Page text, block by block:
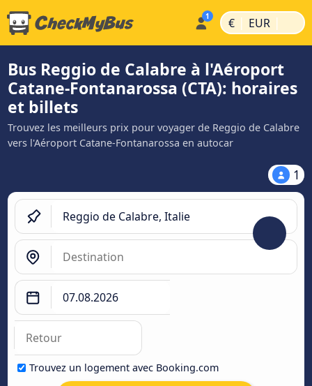
€ | EUR |
Bus Reggio de Calabre à l'Aéroport
Catane-Fontanarossa (CTA): horaires
et billets
Trouvez les meilleurs prix pour voyager de Reggio de Calabre
vers l'Aéroport Catane-Fontanarossa en autocar
1
Trouvez un logement avec Booking.com